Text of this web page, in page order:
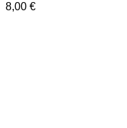
8,00 €